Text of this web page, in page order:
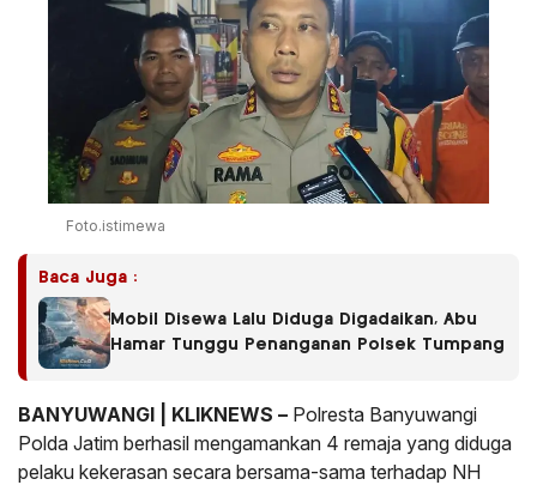
Foto.istimewa
Baca Juga :
Mobil Disewa Lalu Diduga Digadaikan, Abu
Hamar Tunggu Penanganan Polsek Tumpang
BANYUWANGI | KLIKNEWS – Polresta Banyuwangi
Polda Jatim berhasil mengamankan 4 remaja yang diduga
pelaku kekerasan secara bersama-sama terhadap NH